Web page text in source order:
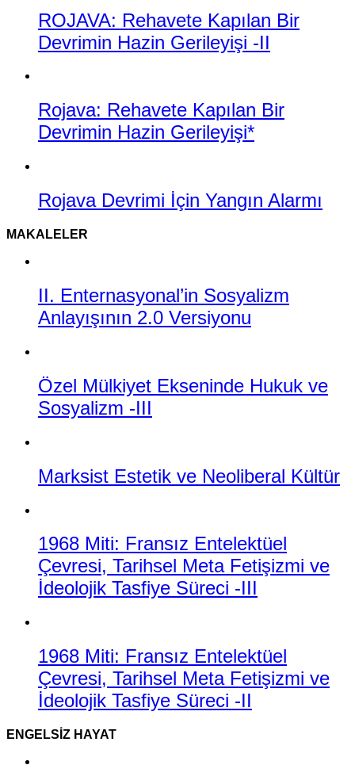
ROJAVA: Rehavete Kapılan Bir
Devrimin Hazin Gerileyişi -II
Rojava: Rehavete Kapılan Bir
Devrimin Hazin Gerileyişi*
Rojava Devrimi İçin Yangın Alarmı
MAKALELER
II. Enternasyonal’in Sosyalizm
Anlayışının 2.0 Versiyonu
Özel Mülkiyet Ekseninde Hukuk ve
Sosyalizm -III
Marksist Estetik ve Neoliberal Kültür
1968 Miti: Fransız Entelektüel
Çevresi, Tarihsel Meta Fetişizmi ve
İdeolojik Tasfiye Süreci -III
1968 Miti: Fransız Entelektüel
Çevresi, Tarihsel Meta Fetişizmi ve
İdeolojik Tasfiye Süreci -II
ENGELSIZ HAYAT